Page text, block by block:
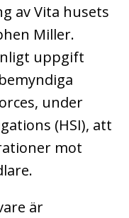
av Vita husets
Miller.
uppgift
under
(HSI), att
mot
är